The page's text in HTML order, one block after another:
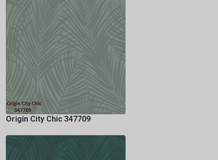
Origin City Chic 347709